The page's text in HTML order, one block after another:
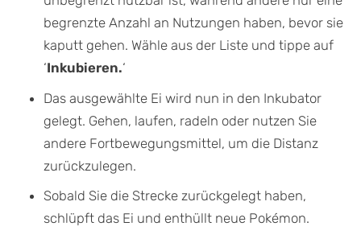
begrenzte Anzahl an Nutzungen haben, bevor sie
kaputt gehen. Wähle aus der Liste und tippe auf
‘Inkubieren.‘
Das ausgewählte Ei wird nun in den Inkubator
gelegt. Gehen, laufen, radeln oder nutzen Sie
andere Fortbewegungsmittel, um die Distanz
zurückzulegen.
Sobald Sie die Strecke zurückgelegt haben,
schlüpft das Ei und enthüllt neue Pokémon.